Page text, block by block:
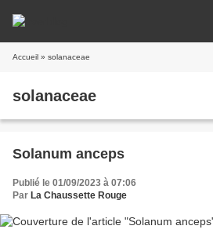
Accueil » solanaceae
solanaceae
Solanum anceps
Publié le 01/09/2023 à 07:06
Par La Chaussette Rouge